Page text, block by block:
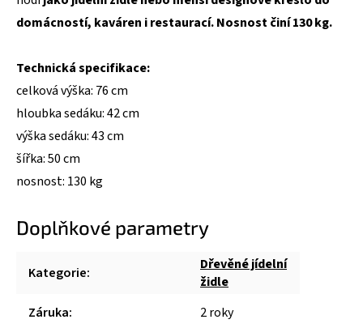
domácností, kaváren i restaurací.Nosnost činí 130 kg.
Technická specifikace:
celková výška: 76 cm
hloubka sedáku: 42 cm
výška sedáku: 43 cm
šířka: 50 cm
nosnost: 130 kg
Doplňkové parametry
Kategorie:
Dřevěné jídelní
židle
Záruka: 2 roky